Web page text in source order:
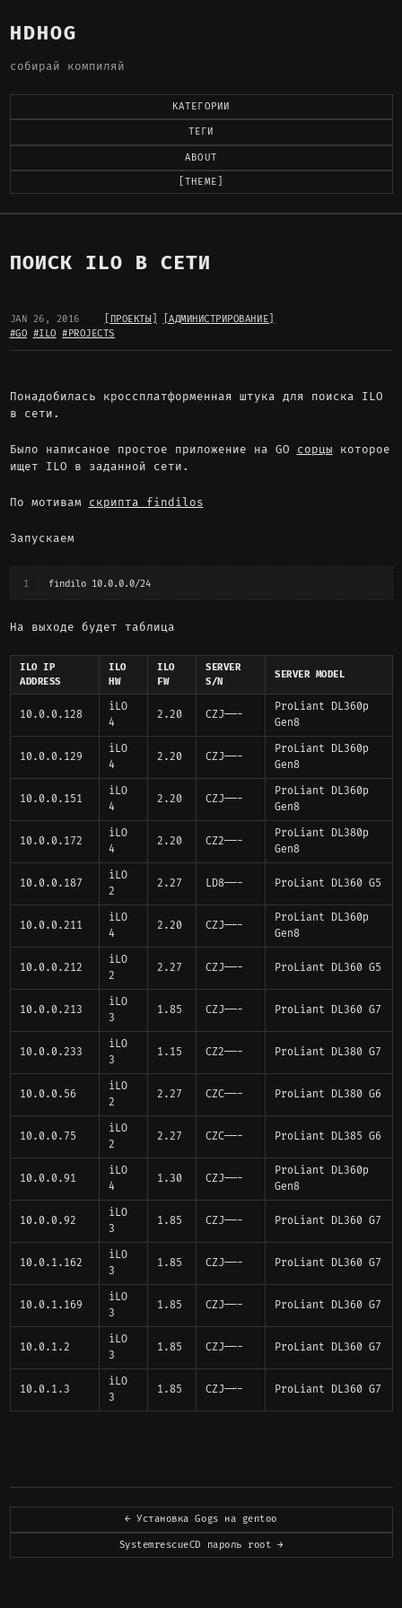
HDHOG
собирай компиляй
КАТЕГОРИИ
ТЕГИ
ABOUT
[THEME]
ПОИСК ILO В СЕТИ
JAN 26, 2016 [ПРОЕКТЫ]
[АДМИНИСТРИРОВАНИЕ]
#GO #ILO #PROJECTS
Понадобилась кроссплатформенная штука для поиска ILO
в сети.
Было написаное простое приложение на GO сорцы которое
ищет ILO в заданной сети.
По мотивам скрипта findilos
Запускаем
1 findilo 10.0.0.0/24
На выходе будет таблица
ILO IP
ADDRESS
ILO
HW
ILO
FW
SERVER
S/N
SERVER MODEL
10.0.0.128
iLO
4
2.20 CZJ——-
ProLiant DL360p
Gen8
10.0.0.129
iLO
4
2.20 CZJ——-
ProLiant DL360p
Gen8
10.0.0.151
iLO
4
2.20 CZJ——-
ProLiant DL360p
Gen8
10.0.0.172
iLO
4
2.20 CZ2——-
ProLiant DL380p
Gen8
10.0.0.187
iLO
2
2.27 LD8——- ProLiant DL360 G5
10.0.0.211
iLO
4
2.20 CZJ——-
ProLiant DL360p
Gen8
10.0.0.212
iLO
2
2.27 CZJ——- ProLiant DL360 G5
10.0.0.213
iLO
3
1.85 CZJ——- ProLiant DL360 G7
10.0.0.233
iLO
3
1.15 CZ2——- ProLiant DL380 G7
10.0.0.56
iLO
2
2.27 CZC——- ProLiant DL380 G6
10.0.0.75
iLO
2
2.27 CZC——- ProLiant DL385 G6
10.0.0.91
iLO
4
1.30 CZJ——-
ProLiant DL360p
Gen8
10.0.0.92
iLO
3
1.85 CZJ——- ProLiant DL360 G7
10.0.1.162
iLO
3
1.85 CZJ——- ProLiant DL360 G7
10.0.1.169
iLO
3
1.85 CZJ——- ProLiant DL360 G7
10.0.1.2
iLO
3
1.85 CZJ——- ProLiant DL360 G7
10.0.1.3
iLO
3
1.85 CZJ——- ProLiant DL360 G7
← Установка Gogs на gentoo
SystemrescueCD пароль root →